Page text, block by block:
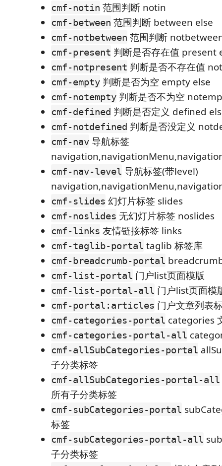
cmf-notin 范围判断 notin
cmf-between 范围判断 between else
cmf-notbetween 范围判断
cmf-present 判断是否存在值 present
cmf-notpresent 判断是否不存在值
cmf-empty 判断是否为空 empty else
cmf-notempty 判断是否不为空
cmf-defined 判断是否定义 defined
cmf-notdefined 判断是否没定义
cmf-nav 导航标签
cmf-nav-level 导航标签(带level)
cmf-slides 幻灯片标签 slides
cmf-noslides 无幻灯片标签 noslides
cmf-links 友情链接标签 links
cmf-taglib-portal taglib 标签库
cmf-breadcrumb-portal
cmf-list-portal 门户list页面模版
cmf-list-portal-all 门户list页面模
cmf-portal:articles 门户文章列表
cmf-categories-portal categories
cmf-categories-portal-all
cmf-allSubCategories-portal
子分类标签
cmf-allSubCategories-portal-all
所有子分类标签
cmf-subCategories-portal
标签
cmf-subCategories-portal-all
子分类标签